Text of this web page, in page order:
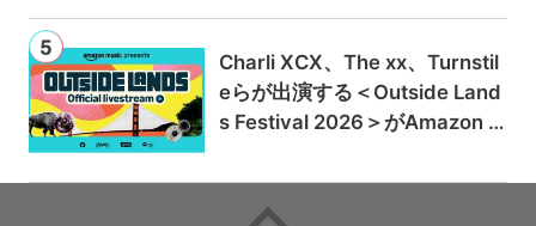
Charli XCX、The xx、Turnstil
eらが出演する＜Outside Land
s Festival 2026＞がAmazon M
ブ配信